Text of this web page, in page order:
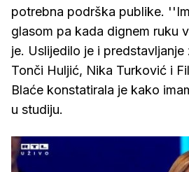
potrebna podrška publike.
glasom pa kada dignem ruku
je. Uslijedilo je i predstavljanje
Tonči Huljić, Nika Turković i
Blaće konstatirala je kako
u studiju.